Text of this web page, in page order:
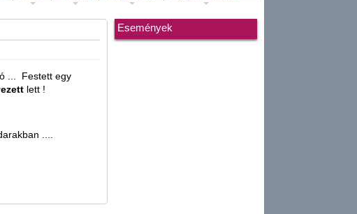
... Festett egy
lett !
....
Események